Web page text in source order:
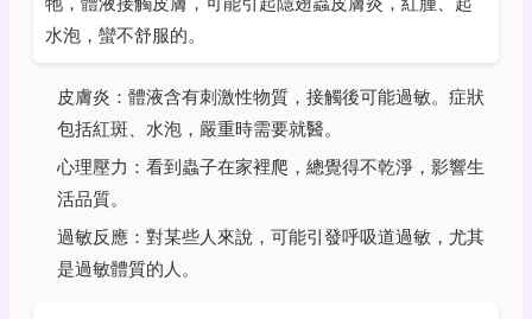
水泡，蠻不舒服的。
皮膚炎：體液含有刺激性物質，接觸後可能過敏。症狀
包括紅斑、水泡，嚴重時需要就醫。
心理壓力：看到蟲子在家裡爬，總覺得不乾淨，影響生
活品質。
過敏反應：對某些人來說，可能引發呼吸道過敏，尤其
是過敏體質的人。